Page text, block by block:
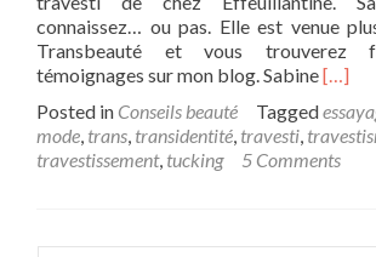
connaissez… ou pas. Elle est venue
Transbeauté et vous trouverez
témoignages sur mon blog. SabineRead
about
:
la
[…]
Posted in Conseils beauté Tagged
mode, trans, transidentité, travesti,
travestissement, tucking 5 Comments